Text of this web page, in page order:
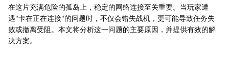
在这片充满危险的孤岛上，稳定的网络连接至关重要。当玩家遭
遇"卡在正在连接"的问题时，不仅会错失战机，更可能导致任务失
败或撤离受阻。本文将分析这一问题的主要原因，并提供有效的解
决方案。